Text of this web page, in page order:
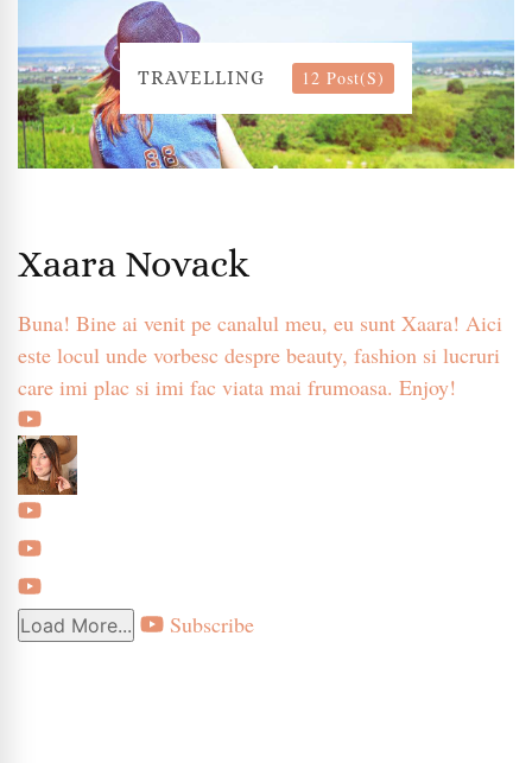
TRAVELLING 12 Post(s)
Xaara Novack
Buna! Bine ai venit pe canalul meu, eu sunt Xaara! Aici
este locul unde vorbesc despre beauty, fashion si lucruri
care imi plac si imi fac viata mai frumoasa. Enjoy!
Load More... Subscribe